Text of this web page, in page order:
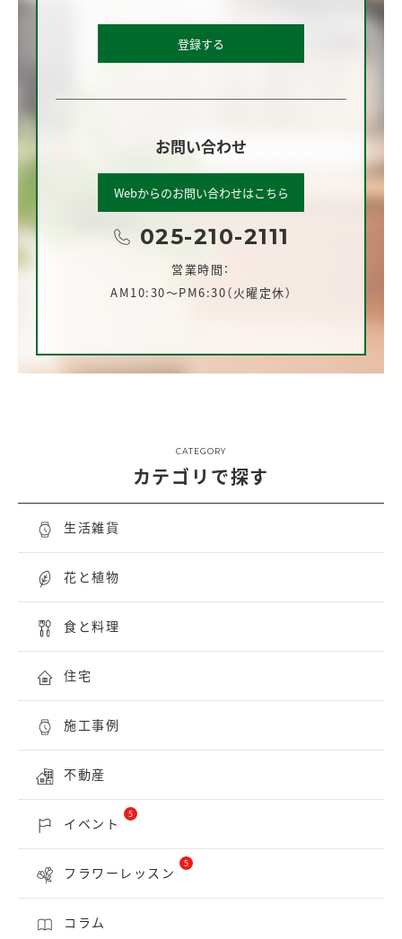
登録する
お問い合わせ
Webからのお問い合わせはこちら
025-210-2111
営業時間：
AM10:30～PM6:30（火曜定休）
CATEGORY
カテゴリで探す
生活雑貨
花と植物
食と料理
住宅
施工事例
不動産
イベント
5
フラワーレッスン
5
コラム